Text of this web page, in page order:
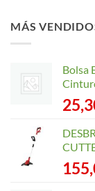
MÁS
Bolsa